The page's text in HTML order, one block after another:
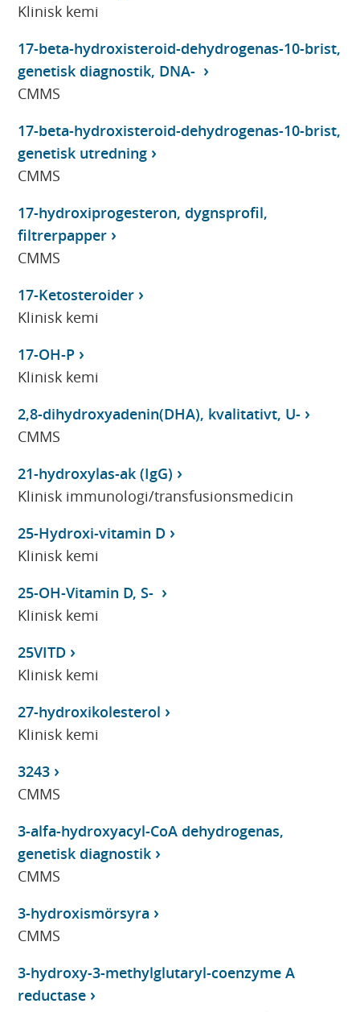
Klinisk kemi
17-beta-hydroxisteroid-dehydrogenas-10-brist,
genetisk diagnostik, DNA-
CMMS
17-beta-hydroxisteroid-dehydrogenas-10-brist,
genetisk utredning
CMMS
17-hydroxiprogesteron, dygnsprofil,
filtrerpapper
CMMS
17-Ketosteroider
Klinisk kemi
17-OH-P
Klinisk kemi
2,8-dihydroxyadenin(DHA), kvalitativt, U-
CMMS
21-hydroxylas-ak (IgG)
Klinisk immunologi/transfusionsmedicin
25-Hydroxi-vitamin D
Klinisk kemi
25-OH-Vitamin D, S-
Klinisk kemi
25VITD
Klinisk kemi
27-hydroxikolesterol
Klinisk kemi
3243
CMMS
3-alfa-hydroxyacyl-CoA dehydrogenas,
genetisk diagnostik
CMMS
3-hydroxismörsyra
CMMS
3-hydroxy-3-methylglutaryl-coenzyme A
reductase